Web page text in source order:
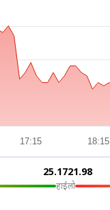
17:15 18:15
हाई
₹25.17
लो
₹21.98